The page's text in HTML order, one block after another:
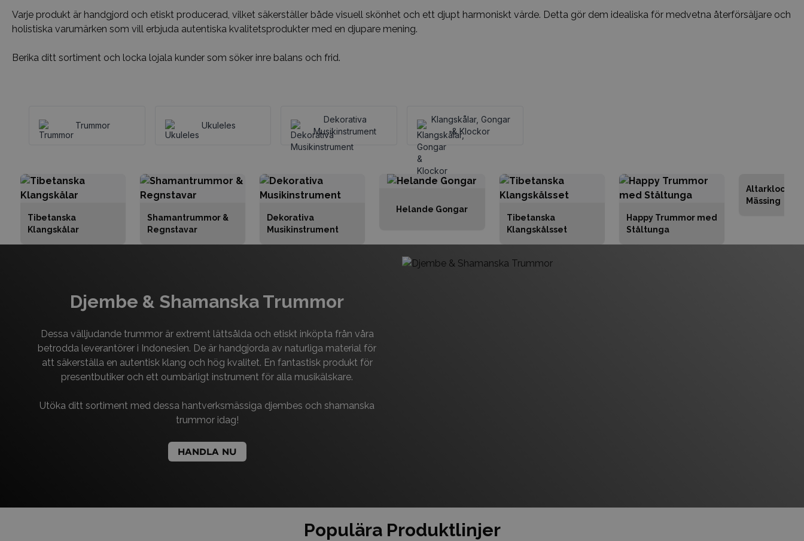
Varje produkt är handgjord och etiskt producerad, vilket säkerställer både visuell skönhet och ett djupt harmoniskt värde. Detta gör dem idealiska för medvetna återförsäljare och
holistiska varumärken som vill erbjuda autentiska kvalitetsprodukter med en djupare mening.
Berika ditt sortiment och locka lojala kunder som söker inre balans och frid.
Trummor Ukuleles
Dekorativa
Musikinstrument
Klangskålar, Gongar
& Klockor
Tibetanska
Klangskålar
Shamantrummor &
Regnstavar
Dekorativa
Musikinstrument
Helande Gongar
Tibetanska
Klangskålsset
Happy Trummor med
Ståltunga
Altarklockor i
Mässing
Djembe & Shamanska Trummor
Dessa välljudande trummor är extremt lättsålda och etiskt inköpta från våra
betrodda leverantörer i Indonesien. De är handgjorda av naturliga material för
att säkerställa en autentisk klang och hög kvalitet. En fantastisk produkt för
presentbutiker och ett oumbärligt instrument för alla musikälskare.
Utöka ditt sortiment med dessa hantverksmässiga djembes och shamanska
trummor idag!
HANDLA NU
Populära Produktlinjer